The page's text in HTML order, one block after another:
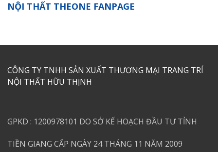
NỘI THẤT THEONE FANPAGE
CÔNG TY TNHH SẢN XUẤT THƯƠNG MẠI TRANG TRÍ
NỘI THẤT HỮU THỊNH
GPKD : 1200978101 DO SỞ KẾ HOẠCH ĐẦU TƯ TỈNH
TIỀN GIANG CẤP NGÀY 24 THÁNG 11 NĂM 2009